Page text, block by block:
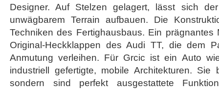
Designer. Auf Stelzen gelagert, lässt sich
unwägbarem Terrain aufbauen. Die
Techniken des Fertighausbaus. Ein prägnantes
Original-Heckklappen des Audi TT, die dem
Anmutung verleihen. Für Grcic ist ein Auto
industriell gefertigte, mobile Architekturen.
sondern sind perfekt ausgestattete